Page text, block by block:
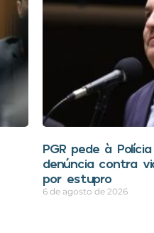
PGR pede à
denúncia contra
por estupro
6 de agosto de 2026